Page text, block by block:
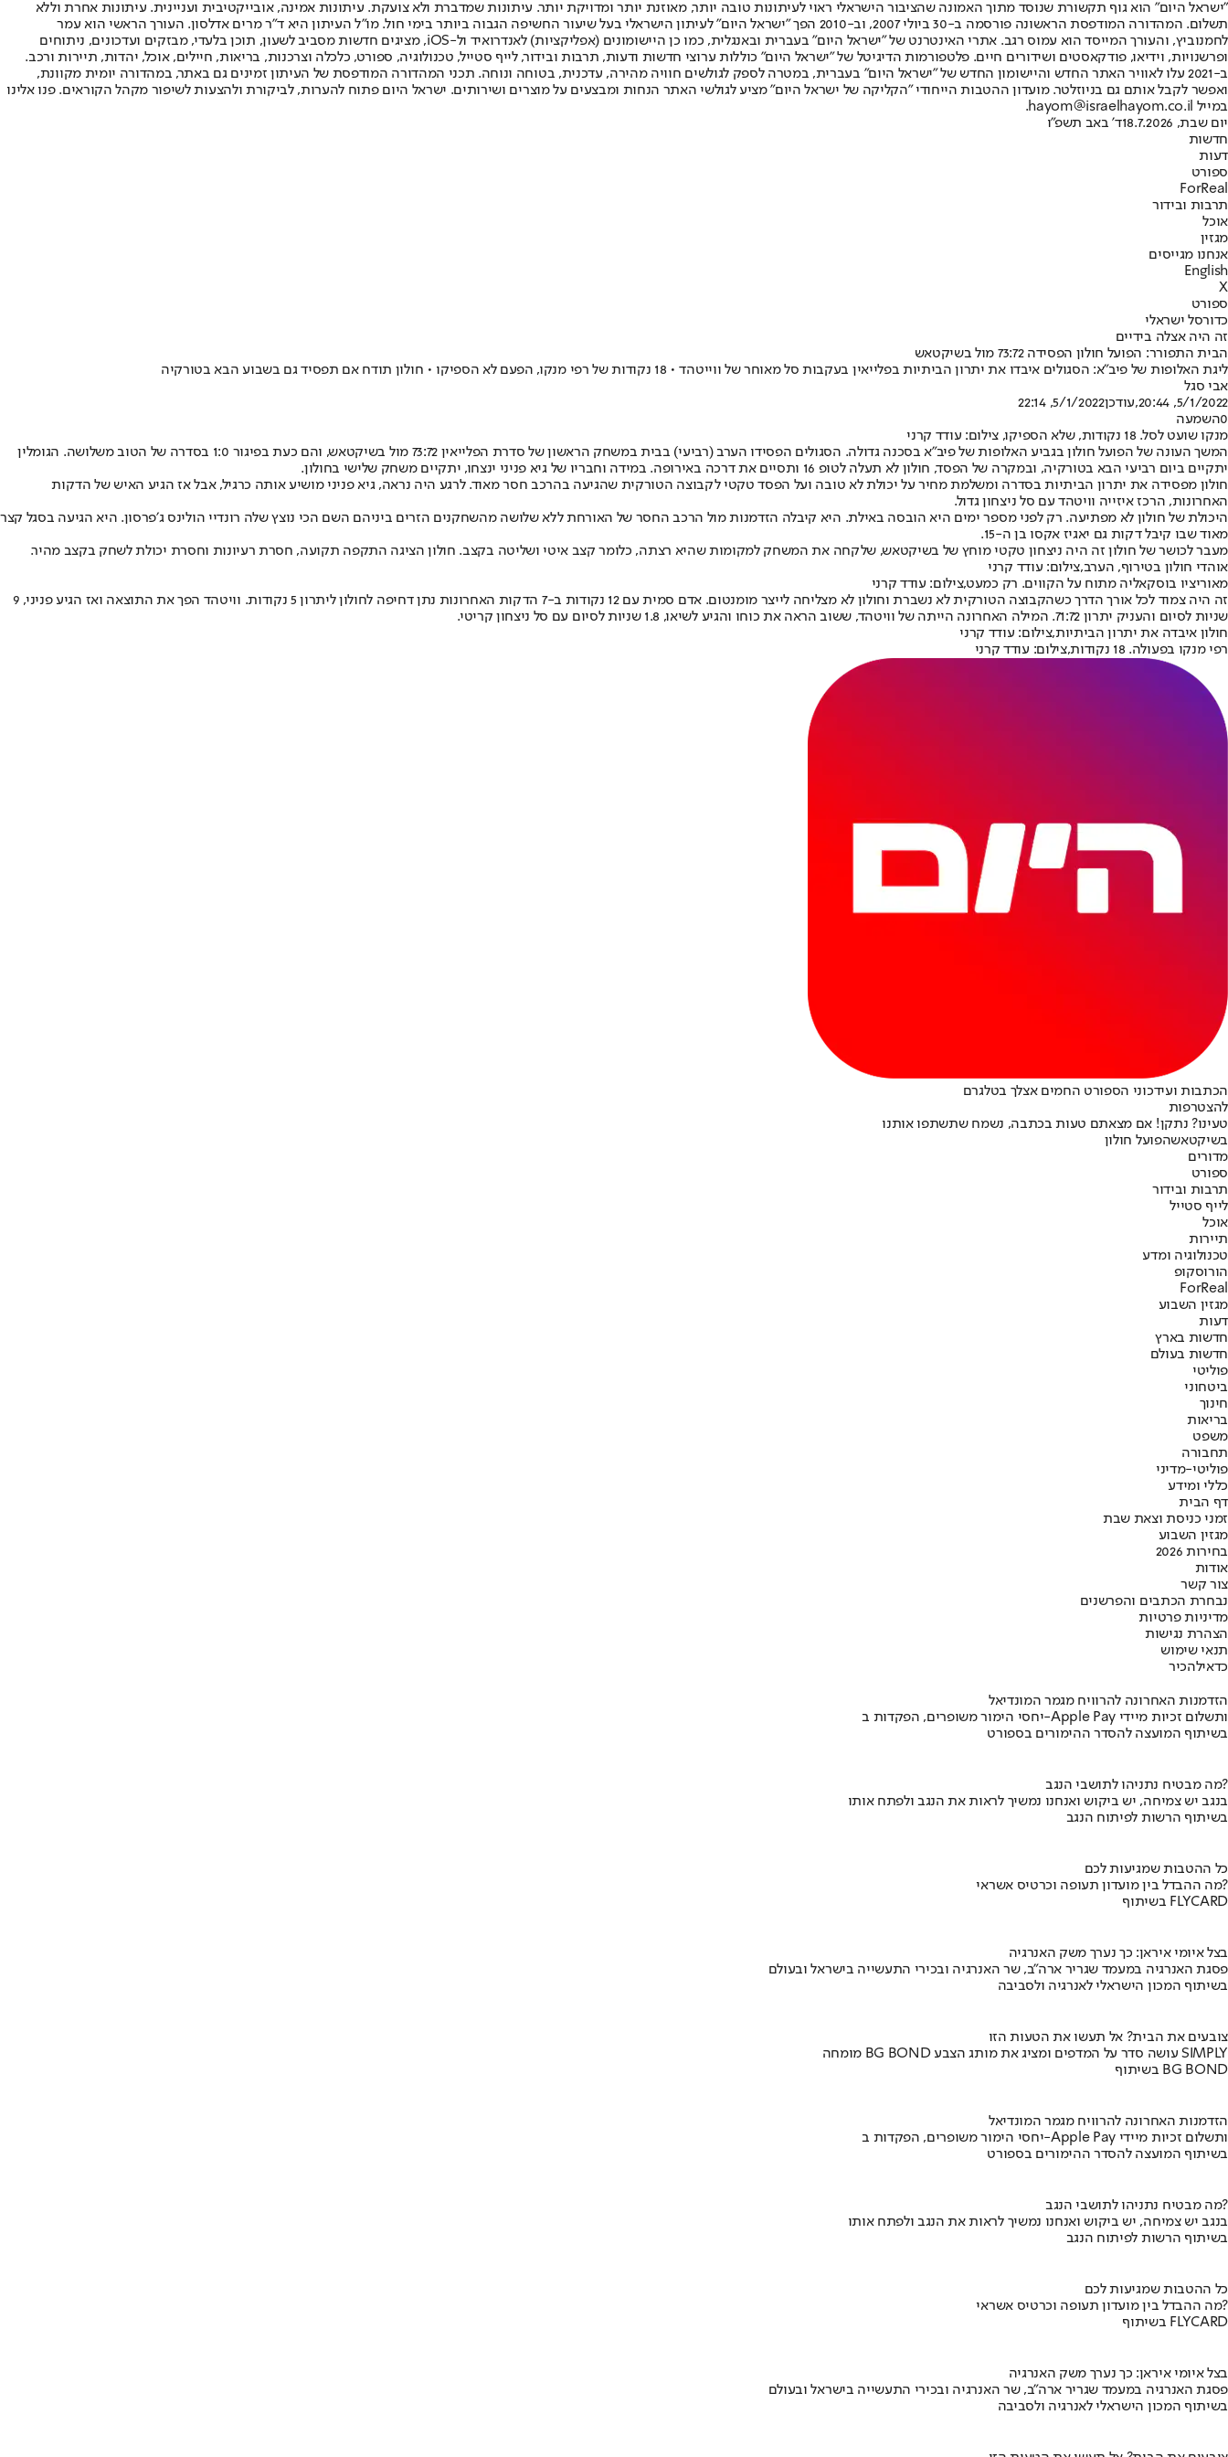
"ישראל היום" הוא גוף תקשורת שנוסד מתוך האמונה שהציבור הישראלי ראוי לעיתונות טובה יותר, מאוזנת יותר ומדויקת יותר. עיתונות שמדברת ולא צועקת. עיתונות אמינה, אובייקטיבית ועניינית. עיתונות אחרת וללא
תשלום. המהדורה המודפסת הראשונה פורסמה ב-30 ביולי 2007, וב-2010 הפך "ישראל היום" לעיתון הישראלי בעל שיעור החשיפה הגבוה ביותר בימי חול. מו"ל העיתון היא ד"ר מרים אדלסון. העורך הראשי הוא עמר
לחמנוביץ, והעורך המייסד הוא עמוס רגב. אתרי האינטרנט של "ישראל היום" בעברית ובאנגלית, כמו כן היישומונים (אפליקציות) לאנדרואיד ול-iOS, מציגים חדשות מסביב לשעון, תוכן בלעדי, מבזקים ועדכונים, ניתוחים
ופרשנויות, וידיאו, פודקאסטים ושידורים חיים. פלטפורמות הדיגיטל של "ישראל היום" כוללות ערוצי חדשות ודעות, תרבות ובידור, לייף סטייל, טכנולוגיה, ספורט, כלכלה וצרכנות, בריאות, חיילים, אוכל, יהדות, תיירות ורכב.
ב-2021 עלו לאוויר האתר החדש והיישומון החדש של "ישראל היום" בעברית, במטרה לספק לגולשים חוויה מהירה, עדכנית, בטוחה ונוחה. תכני המהדורה המודפסת של העיתון זמינים גם באתר, במהדורה יומית מקוונת,
ואפשר לקבל אותם גם בניוזלטר. מועדון ההטבות הייחודי "הקליקה של ישראל היום" מציע לגולשי האתר הנחות ומבצעים על מוצרים ושירותים. ישראל היום פתוח להערות, לביקורת ולהצעות לשיפור מקהל הקוראים. פנו אלינו
במייל hayom@israelhayom.co.il.
יום שבת, 18.7.2026
ד' באב תשפ"ו
חדשות
דעות
ספורט
ForReal
תרבות ובידור
אוכל
מגזין
אנחנו מגייסים
English
X
ספורט
כדורסל ישראלי
זה היה אצלה בידיים
הבית התפורר: הפועל חולון הפסידה 73:72 מול בשיקטאש
ליגת האלופות של פיב"א: הסגולים איבדו את יתרון הביתיות בפלייאין בעקבות סל מאוחר של ווייטהד • 18 נקודות של רפי מנקו, הפעם לא הספיקו • חולון תודח אם תפסיד גם בשבוע הבא בטורקיה
אבי סגל
5/1/2022, 20:44
,עודכן5/1/2022, 22:14
0השמעה
מנקו שועט לסל. 18 נקודות, שלא הספיקו, צילום: עודד קרני
המשך העונה של הפועל חולון בגביע האלופות של פיב"א בסכנה גדולה. הסגולים הפסידו הערב (רביעי) בבית במשחק הראשון של סדרת הפלייאין 73:72 מול בשיקטאש, והם כעת בפיגור 1:0 בסדרה של הטוב משלושה. הגומלין
יתקיים ביום רביעי הבא בטורקיה, ובמקרה של הפסד, חולון לא תעלה לטופ 16 ותסיים את דרכה באירופה. במידה וחבריו של גיא פניני ינצחו, יתקיים משחק שלישי בחולון.
חולון מפסידה את יתרון הביתיות בסדרה ומשלמת מחיר על יכולת לא טובה ועל הפסד טקטי לקבוצה הטורקית שהגיעה בהרכב חסר מאוד. לרגע היה נראה, גיא פניני מושיע אותה כרגיל, אבל אז הגיע האיש של הדקות
האחרונות, הרכז איזייה וויטהד עם סל ניצחון גדול.
היכולת של חולון לא מפתיעה. רק לפני מספר ימים היא הובסה באילת. היא קיבלה הזדמנות מול הרכב החסר של האורחת ללא שלושה מהשחקנים הזרים ביניהם השם הכי נוצץ שלה רונדיי הולינס ג׳פרסון. היא הגיעה בסגל קצר
מאוד שבו קיבל דקות גם יאגיז אקסו בן ה-15.
מעבר לכושר של חולון זה היה ניצחון טקטי מוחץ של בשיקטאש, שלקחה את המשחק למקומות שהיא רצתה, כלומר קצב איטי ושליטה בקצב. חולון הציגה התקפה תקועה, חסרת רעיונות וחסרת יכולת לשחק בקצב מהיר.
אוהדי חולון בטירוף, הערב,צילום: עודד קרני
מאוריציו בוסקאליה מתוח על הקווים. רק כמעט,צילום: עודד קרני
זה היה צמוד לכל אורך הדרך כשהקבוצה הטורקית לא נשברת וחולון לא מצליחה לייצר מומנטום. אדם סמית עם 12 נקודות ב-7 הדקות האחרונות נתן דחיפה לחולון ליתרון 5 נקודות. וויטהד הפך את התוצאה ואז הגיע פניני, 9
שניות לסיום והעניק יתרון 71:72. המילה האחרונה הייתה של וויטהד, ששוב הראה את כוחו והגיע לשיאו, 1.8 שניות לסיום עם סל ניצחון קריטי.
חולון איבדה את יתרון הביתיות,צילום: עודד קרני
רפי מנקו בפעולה. 18 נקודות,צילום: עודד קרני
הכתבות ועידכוני הספורט החמים אצלך בטלגרם
להצטרפות
טעינו? נתקן! אם מצאתם טעות בכתבה, נשמח שתשתפו אותנו
בשיקטאשהפועל חולון
מדורים
ספורט
תרבות ובידור
לייף סטייל
אוכל
תיירות
טכנולוגיה ומדע
הורוסקופ
ForReal
מגזין השבוע
דעות
חדשות בארץ
חדשות בעולם
פוליטי
ביטחוני
חינוך
בריאות
משפט
תחבורה
פוליטי-מדיני
כללי ומידע
דף הבית
זמני כניסת וצאת שבת
מגזין השבוע
בחירות 2026
אודות
צור קשר
נבחרת הכתבים והפרשנים
מדיניות פרטיות
הצהרת נגישות
תנאי שימוש
כדאילהכיר
הזדמנות האחרונה להרוויח מגמר המונדיאל
יחסי הימור משופרים, הפקדות ב-Apple Pay ותשלום זכיות מיידי
בשיתוף המועצה להסדר ההימורים בספורט
מה מבטיח נתניהו לתושבי הנגב?
בנגב יש צמיחה, יש ביקוש ואנחנו נמשיך לראות את הנגב ולפתח אותו
בשיתוף הרשות לפיתוח הנגב
כל ההטבות שמגיעות לכם
מה ההבדל בין מועדון תעופה וכרטיס אשראי?
בשיתוף FLYCARD
בצל איומי איראן: כך נערך משק האנרגיה
פסגת האנרגיה במעמד שגריר ארה"ב, שר האנרגיה ובכירי התעשייה בישראל ובעולם
בשיתוף המכון הישראלי לאנרגיה ולסביבה
צובעים את הבית? אל תעשו את הטעות הזו
מומחה BG BOND עושה סדר על המדפים ומציג את מותג הצבע SIMPLY
בשיתוף BG BOND
הזדמנות האחרונה להרוויח מגמר המונדיאל
יחסי הימור משופרים, הפקדות ב-Apple Pay ותשלום זכיות מיידי
בשיתוף המועצה להסדר ההימורים בספורט
מה מבטיח נתניהו לתושבי הנגב?
בנגב יש צמיחה, יש ביקוש ואנחנו נמשיך לראות את הנגב ולפתח אותו
בשיתוף הרשות לפיתוח הנגב
כל ההטבות שמגיעות לכם
מה ההבדל בין מועדון תעופה וכרטיס אשראי?
בשיתוף FLYCARD
בצל איומי איראן: כך נערך משק האנרגיה
פסגת האנרגיה במעמד שגריר ארה"ב, שר האנרגיה ובכירי התעשייה בישראל ובעולם
בשיתוף המכון הישראלי לאנרגיה ולסביבה